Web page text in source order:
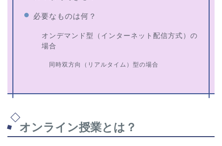
必要なものは何？
オンデマンド型（インターネット配信方式）の
場合
同時双方向（リアルタイム）型の場合
オンライン授業とは？